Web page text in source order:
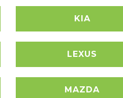
KIA
LEXUS
MAZDA